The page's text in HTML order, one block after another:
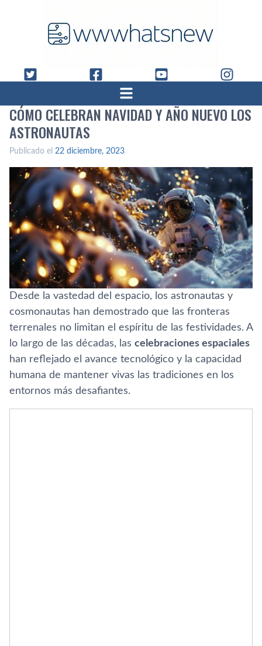
CÓMO CELEBRAN NAVIDAD Y AÑO NUEVO LOS
ASTRONAUTAS
Publicado el 22 diciembre, 2023
Desde la vastedad del espacio, los astronautas y
cosmonautas han demostrado que las fronteras
terrenales no limitan el espíritu de las festividades. A
lo largo de las décadas, las celebraciones espaciales
han reflejado el avance tecnológico y la capacidad
humana de mantener vivas las tradiciones en los
entornos más desafiantes.